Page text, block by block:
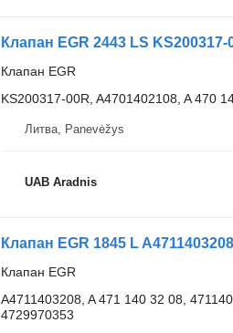
Клапан EGR 2443 LS
Клапан EGR
KS200317-00R, A4701402108, A 470
Литва, Panevėžys
UAB Aradnis
Клапан EGR 1845 L
Клапан EGR
A4711403208, A 471 140 32 08,
4729970353